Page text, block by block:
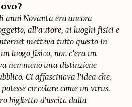
anni Novanta era ancora
all’autore, ai luoghi fisici e
metteva tutto questo in
luogo fisico, non c’era un
nemmeno una distinzione
Ci affascinava l’idea che,
circolare come un virus.
biglietto d’uscita dalla